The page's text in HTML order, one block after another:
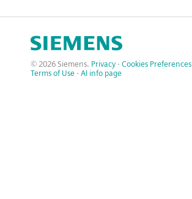
© 2026 Siemens. Privacy · Cookies Preferences
Terms of Use · AI info page